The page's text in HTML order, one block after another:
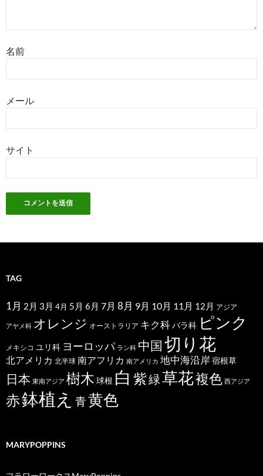
名前
メール
サイト
TAG
1月 2月 3月 4月 5月 6月 7月 8月 9月 10月 11月 12月 アジア
アヤメ科 オレンジ オーストラリア キク科バラ科 ピンク
メキシコ ユリ科 ヨーロッパ ラン科 中国切り花
北アメリカ 北半球 南アフリカ 南アメリカ 地中海沿岸 宿根草
日本 東南アジア 樹木 球根 白 紫緑草花複色 西アジア
赤鉢植え 青黄色
MARYPOPPINS